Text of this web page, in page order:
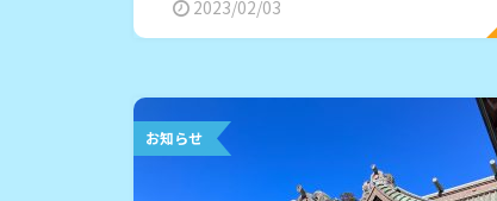
2023/02/03
お知らせ